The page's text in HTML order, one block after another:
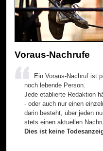
Voraus-Nachrufe
Ein Voraus-Nachruf ist
noch lebende Person.
Jede etablierte Redaktion
- oder auch nur einen
darin besteht, über jeden
stets einen aktuellen
Dies ist keine